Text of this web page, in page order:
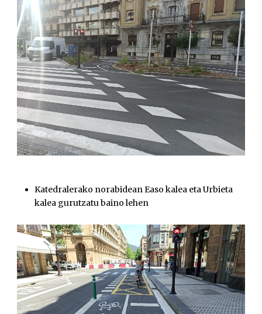
Katedralerako norabidean Easo kalea eta Urbieta
kalea gurutzatu baino lehen